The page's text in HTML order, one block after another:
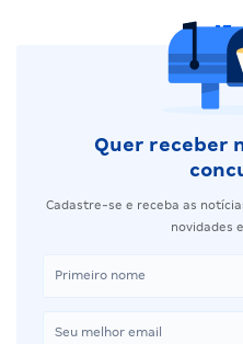
Quer receber
Cadastre-se e receba as
novidades